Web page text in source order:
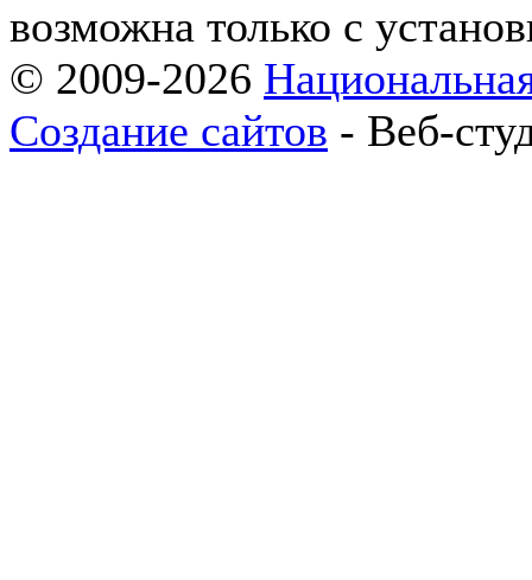
возможна только с
© 2009-2026
Создание сайтов - Веб-